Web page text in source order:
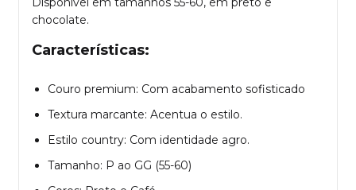
chocolate.
Características:
Couro premium: Com acabamento sofisticado
Textura marcante: Acentua o estilo.
Estilo country: Com identidade agro.
Tamanho: P ao GG (55-60)